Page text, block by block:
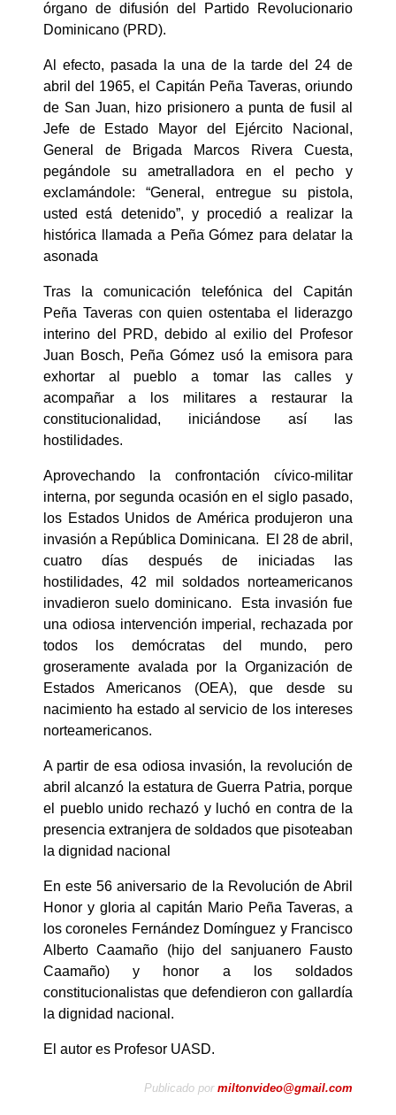
órgano de difusión del Partido Revolucionario
Dominicano (PRD).
Al efecto, pasada la una de la tarde del 24 de
abril del 1965, el Capitán Peña Taveras, oriundo
de San Juan, hizo prisionero a punta de fusil al
Jefe de Estado Mayor del Ejército Nacional,
General de Brigada Marcos Rivera Cuesta,
pegándole su ametralladora en el pecho y
exclamándole: “General, entregue su pistola,
usted está detenido”, y procedió a realizar la
histórica llamada a Peña Gómez para delatar la
asonada
Tras la comunicación telefónica del Capitán
Peña Taveras con quien ostentaba el liderazgo
interino del PRD, debido al exilio del Profesor
Juan Bosch, Peña Gómez usó la emisora para
exhortar al pueblo a tomar las calles y
acompañar a los militares a restaurar la
constitucionalidad, iniciándose así las
hostilidades.
Aprovechando la confrontación cívico-militar
interna, por segunda ocasión en el siglo pasado,
los Estados Unidos de América produjeron una
invasión a República Dominicana. El 28 de abril,
cuatro días después de iniciadas las
hostilidades, 42 mil soldados norteamericanos
invadieron suelo dominicano. Esta invasión fue
una odiosa intervención imperial, rechazada por
todos los demócratas del mundo, pero
groseramente avalada por la Organización de
Estados Americanos (OEA), que desde su
nacimiento ha estado al servicio de los intereses
norteamericanos.
A partir de esa odiosa invasión, la revolución de
abril alcanzó la estatura de Guerra Patria, porque
el pueblo unido rechazó y luchó en contra de la
presencia extranjera de soldados que pisoteaban
la dignidad nacional
En este 56 aniversario de la Revolución de Abril
Honor y gloria al capitán Mario Peña Taveras, a
los coroneles Fernández Domínguez y Francisco
Alberto Caamaño (hijo del sanjuanero Fausto
Caamaño) y honor a los soldados
constitucionalistas que defendieron con gallardía
la dignidad nacional.
El autor es Profesor UASD.
Publicado por miltonvideo@gmail.com